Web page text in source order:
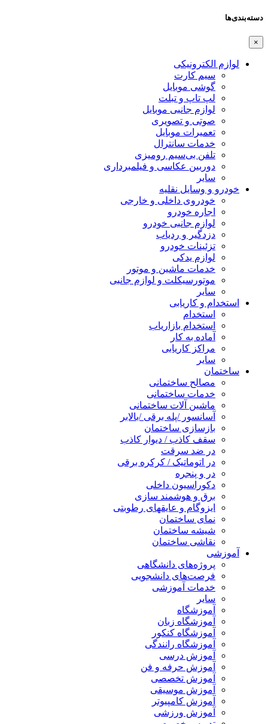
دسته‌بندی‌ها
×
لوازم الکترونیکی
سیم کارت
گوشی موبایل
لپ تاپ و تبلت
لوازم جانبی موبایل
صوتی و تصویری
تعمیرات موبایل
خدمات سانترال
تلفن بی‌سیم رومیزی
دوربین عکاسی و فیلمبرداری
سایر
خودرو و وسایل نقلیه
خودروی داخلی و خارجی
اجاره خودرو
لوازم جانبی خودرو
دزدگیر و ردیاب
تزئینات خودرو
لوازم یدکی
خدمات ماشین و موتور
موتورسیکلت و لوازم جانبی
سایر
استخدام و کاریابی
استخدام
استخدام بازاریاب
آماده به کار
مراکز کاریابی
سایر
ساختمان
مصالح ساختمانی
خدمات ساختمانی
ماشین آلات ساختمانی
آسانسور /پله برقی /بالابر
بازسازی ساختمان
سقف کاذب / دیوار کاذب
در ضد سرقت
در اتوماتیک / کرکره برقی
در و پنجره
دکوراسیون داخلی
برق و هوشمند سازی
ایزوگام و عایقهای رطوبتی
نمای ساختمان
شیشه ساختمان
نقاشی ساختمان
آموزشی
پروژه‌های دانشگاهی
فرصت‌های دانشجویی
خدمات آموزشی
سایر
آموزشگاه
آموزشگاه زبان
آموزشگاه کنکور
آموزشگاه رانندگی
آموزش درسی
آموزش حرفه و فن
آموزش تخصصی
آموزش موسیقی
آموزش کامپیوتر
آموزش ورزشی